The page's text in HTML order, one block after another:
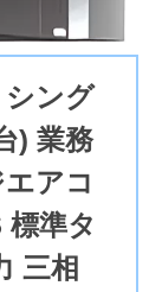
ング
) 業務
アコ
準タ
三相